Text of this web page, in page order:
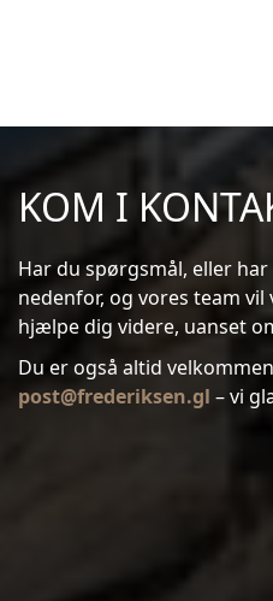
KOM I
Har du spørgsmål, eller
nedenfor, og vores team
hjælpe dig videre, uanset
Du er også altid
post@frederiksen.gl – vi